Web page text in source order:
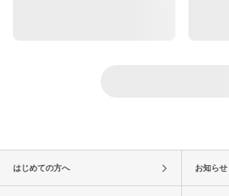
はじめての方へ お知らせ